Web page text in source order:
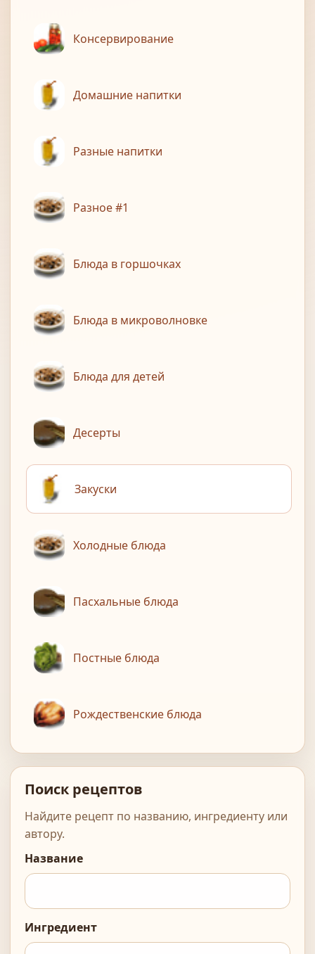
Консервирование
Домашние напитки
Разные напитки
Разное #1
Блюда в горшочках
Блюда в микроволновке
Блюда для детей
Десерты
Закуски
Холодные блюда
Пасхальные блюда
Постные блюда
Рождественские блюда
Поиск рецептов
Найдите рецепт по названию, ингредиенту или
автору.
Название
Ингредиент